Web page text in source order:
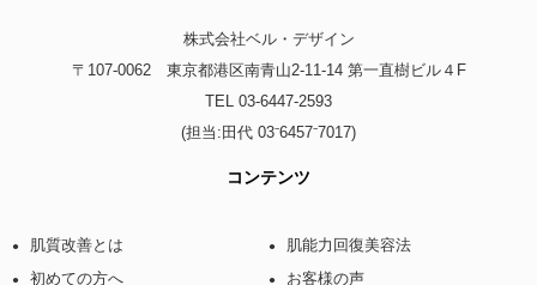
株式会社ベル・デザイン
〒107-0062 東京都港区南青山2-11-14 第一直樹ビル４F
TEL 03-6447-2593
(担当:田代 03⁻6457⁻7017)
コンテンツ
肌質改善とは
肌能力回復美容法
初めての方へ
お客様の声